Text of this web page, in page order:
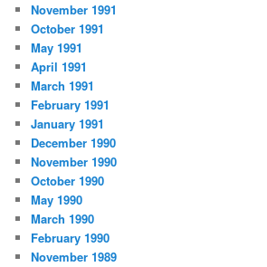
November 1991
October 1991
May 1991
April 1991
March 1991
February 1991
January 1991
December 1990
November 1990
October 1990
May 1990
March 1990
February 1990
November 1989